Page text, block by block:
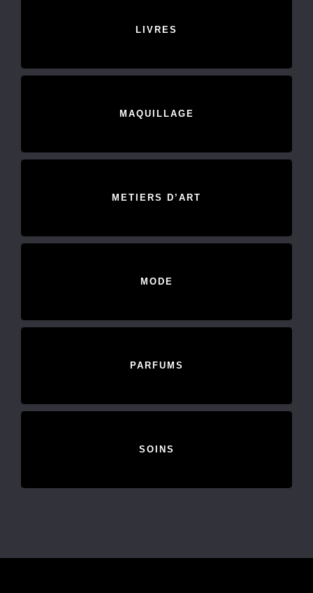
LIVRES
MAQUILLAGE
METIERS D’ART
MODE
PARFUMS
SOINS